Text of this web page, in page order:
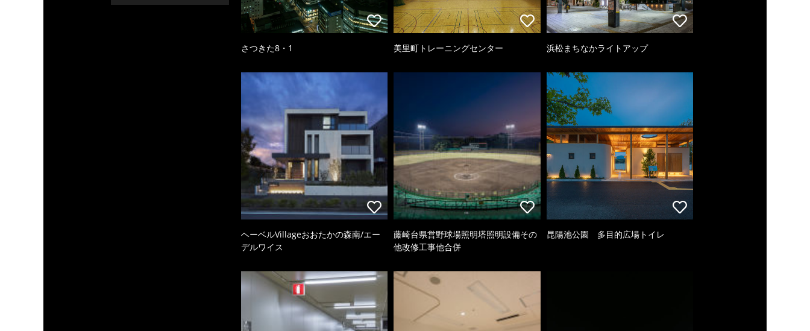
さつきた8・1 美里町トレーニングセンター 浜松まちなかライトアップ
ヘーベルVillageおおたかの森南/エー
デルワイス
藤崎台県営野球場照明塔照明設備その
他改修工事他合併
昆陽池公園 多目的広場トイレ